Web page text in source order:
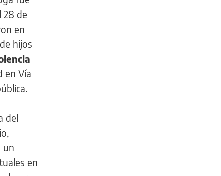
28 de
en
hijos
en Vía
del
un
en